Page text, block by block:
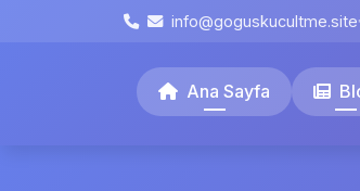
info@goguskucultme.site
Ana Sayfa